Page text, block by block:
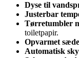
Dyse til
Justerbar
Tørretumbler
toiletpapir.
Opvarmet sæde
Automatisk